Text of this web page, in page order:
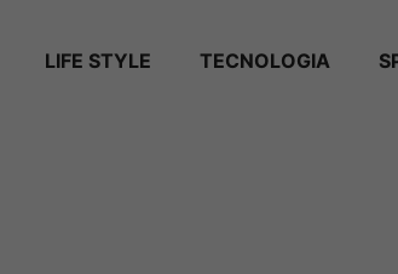
LIFE STYLE TECNOLOGIA